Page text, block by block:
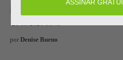
por Denise Bueno